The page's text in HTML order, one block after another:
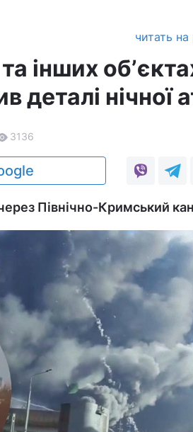
читать
інших
деталі нічної
3136
Північно-Кримський